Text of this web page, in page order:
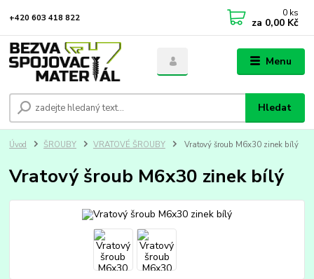
Menu
Hledat
+420 603 418 822 0 ks
za 0,00 Kč
Úvod ŠROUBY VRATOVÉ ŠROUBY Vratový šroub M6x30 zinek bílý
Vratový šroub M6x30 zinek bílý